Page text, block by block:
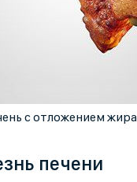
с отложением жира
печени